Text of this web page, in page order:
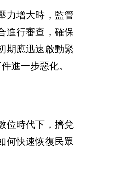
力增大時，監管
進行審查，確保
期應迅速啟動緊
進一步惡化。
位時代下，擠兌
何快速恢復民眾